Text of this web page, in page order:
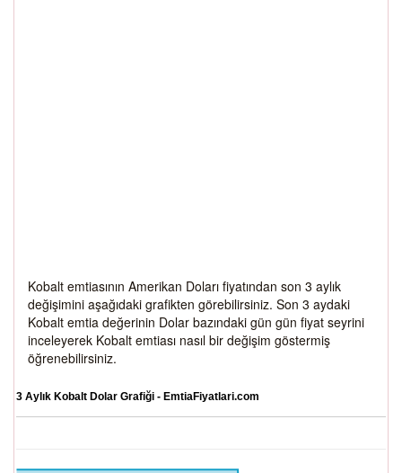
Kobalt emtiasının Amerikan Doları fiyatından son 3 aylık
değişimini aşağıdaki grafikten görebilirsiniz. Son 3 aydaki
Kobalt emtia değerinin Dolar bazındaki gün gün fiyat seyrini
inceleyerek Kobalt emtiası nasıl bir değişim göstermiş
öğrenebilirsiniz.
3 Aylık Kobalt Dolar Grafiği - EmtiaFiyatlari.com